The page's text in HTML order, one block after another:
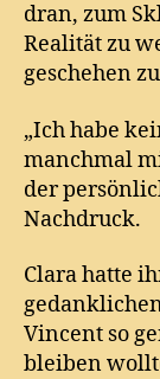
dran, zum
Realität zu
geschehen
„Ich habe
manchmal
der
Nachdruck.
Clara hatte
Vincent so
bleiben